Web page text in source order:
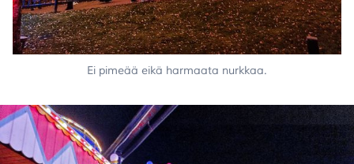
Ei pimeää eikä harmaata nurkkaa.